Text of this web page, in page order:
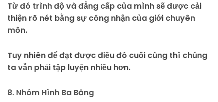
Từ đó trình độ và đẳng cấp của mình sẽ được cải
thiện rõ nét bằng sự công nhận của giới chuyên
môn.
Tuy nhiên để đạt được điều đó cuối cùng thì chúng
ta vẫn phải tập luyện nhiều hơn.
8. Nhóm Hình Ba Băng